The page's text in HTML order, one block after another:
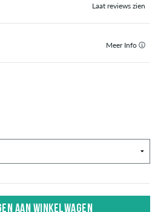
Laat reviews zien
Meer Info
AAN WINKELWAGEN